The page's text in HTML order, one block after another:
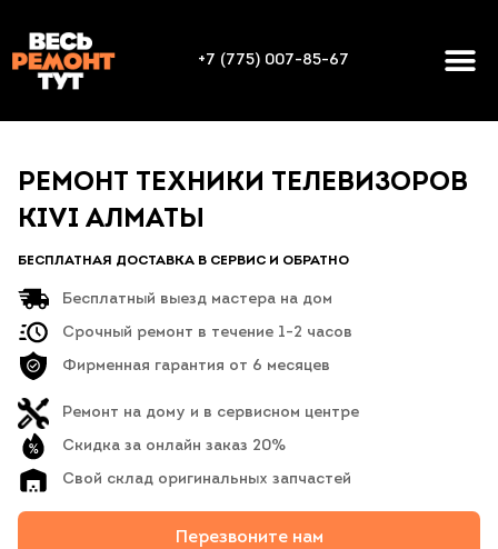
+7 (775) 007-85-67
РЕМОНТ ТЕХНИКИ ТЕЛЕВИЗОРОВ
KIVI АЛМАТЫ
БЕСПЛАТНАЯ ДОСТАВКА В СЕРВИС И ОБРАТНО
Бесплатный выезд мастера на дом
Срочный ремонт в течение 1-2 часов
Фирменная гарантия от 6 месяцев
Ремонт на дому и в сервисном центре
Скидка за онлайн заказ 20%
Свой склад оригинальных запчастей
Перезвоните нам